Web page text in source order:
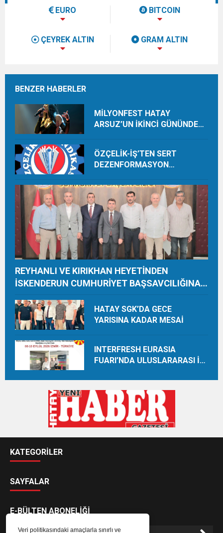
Veri politikasındaki amaçlarla sınırlı ve
EURO BITCOIN
ÇEYREK ALTIN GRAM ALTIN
BENZER HABERLER
MİLYONFEST HATAY
ARSUZ’UN İKİNCİ GÜNÜNDE
ÖZÇELİK-İŞ’TEN SERT
DEZENFORMASYON
CEZAİ SÜREÇ BAŞLATILDI”
REYHANLI VE KIRIKHAN HEYETİNDEN
İSKENDERUN CUMHURİYET BAŞSAVCILIĞINA
HATAY SGK’DA GECE
YARISINA KADAR MESAİ
INTERFRESH EURASIA
FUARI’NDA ULUSLARARASI İŞ
BAŞLADI
KATEGORİLER
SAYFALAR
E-BÜLTEN ABONELİĞİ